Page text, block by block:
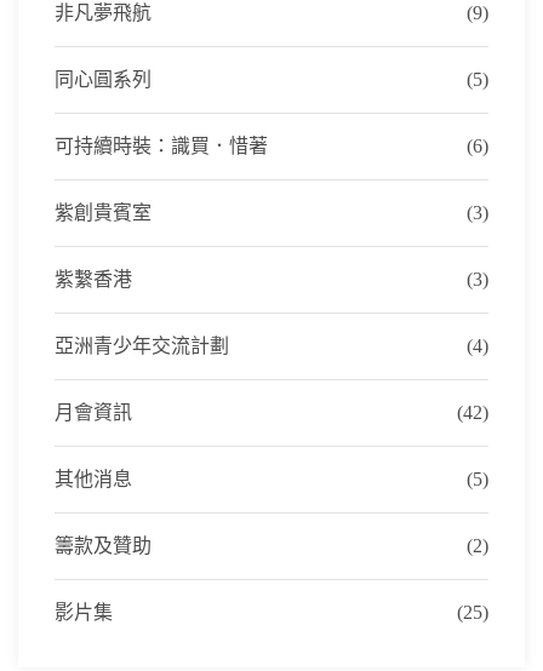
非凡夢飛航 (9)
同心圓系列 (5)
可持續時裝：識買．惜著 (6)
紫創貴賓室 (3)
紫繫香港 (3)
亞洲青少年交流計劃 (4)
月會資訊 (42)
其他消息 (5)
籌款及贊助 (2)
影片集 (25)